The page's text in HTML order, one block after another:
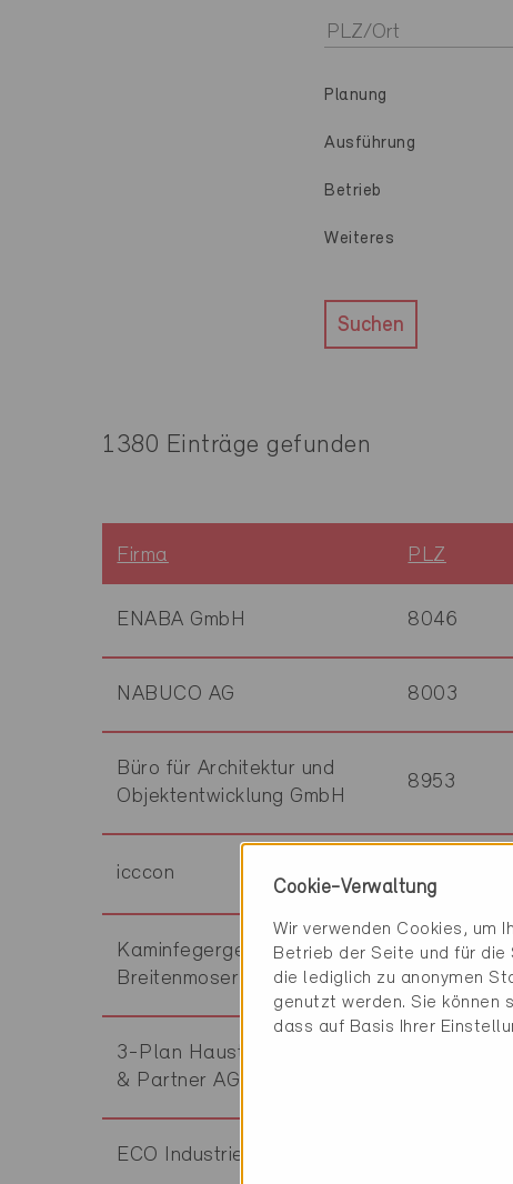
Planung
Ausführung
Betrieb
Weiteres
Suchen
1380 Einträge gefunden
Firma PLZ
ENABA GmbH 8046
NABUCO AG 8003
Büro für Architektur und
Objektentwicklung GmbH
8953
icccon
Kaminfegergeschäft
Breitenmoser
8600
3-Plan Haustechnik Violka
& Partner AG
ECO Industrieservice GmbH
Cookie-Verwaltung
Wir verwenden Cookies, um
Betrieb der Seite und für die
die lediglich zu anonymen
genutzt werden. Sie können
dass auf Basis Ihrer